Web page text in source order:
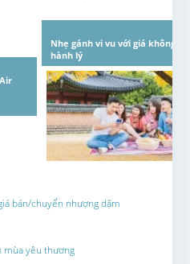
Nhẹ gánh vi vu với giá không
hành lý
bán/chuyển nhượng dặm
mùa yêu thương